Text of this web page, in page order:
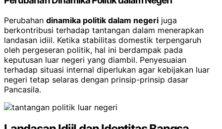
Perubahan dinamika politik dalam negeri juga
berkontribusi terhadap tantangan dalam menerapkan
landasan idiil. Ketika stabilitas domestik terpengaruh
oleh pergeseran politik, hal ini berdampak pada
keputusan luar negeri yang diambil. Penyesuaian
terhadap situasi internal diperlukan agar kebijakan luar
negeri tetap selaras dengan prinsip-prinsip dasar
Pancasila.